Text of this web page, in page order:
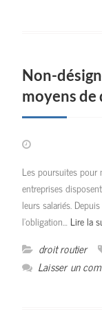
Non-
moyens de
Les poursuites
entreprises
leurs salariés.
l’obligation… Lire la
droit routier
Laisser un